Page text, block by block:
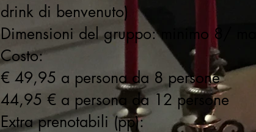
drink di benvenuto)
Dimensioni del gruppo: minimo 8/
Costo:
€ 49,95 a persona da 8 persone
44,95 € a persona da 12 persone
Extra prenotabili (pp):